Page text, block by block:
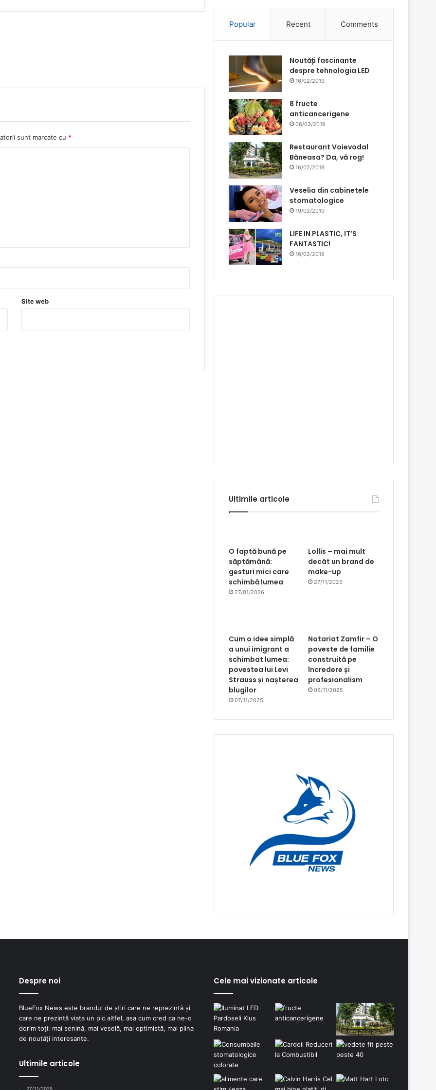
sunt marcate cu *
Site web
Popular Recent Comments
Noutăți fascinante
despre tehnologia LED
16/02/2019
8 fructe
anticancerigene
06/03/2019
Restaurant Voievodal
Băneasa? Da, vă rog!
16/02/2019
Veselia din cabinetele
stomatologice
19/02/2019
LIFE IN PLASTIC, IT’S
FANTASTIC!
16/02/2019
Ultimile articole
O faptă bună pe
săptămână:
gesturi mici care
schimbă lumea
27/01/2026
Lollis – mai mult
decât un brand de
make-up
27/11/2025
Cum o idee simplă
a unui imigrant a
schimbat lumea:
povestea lui Levi
Strauss și nașterea
blugilor
07/11/2025
Notariat Zamfir – O
poveste de familie
construită pe
încredere și
profesionalism
06/11/2025
Despre noi
BlueFox News este brandul de știri care ne reprezintă și
care ne prezintă viața un pic altfel, asa cum cred ca ne-o
dorim toți: mai senină, mai veselă, mai optimistă, mai plina
de noutăți interesante.
Ultimile articole
27/11/2025
Cele mai vizionate articole